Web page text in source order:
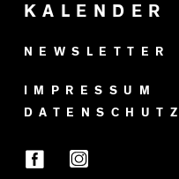
KALENDER
NEWSLETTER
IMPRESSUM
DATENSCHUTZ